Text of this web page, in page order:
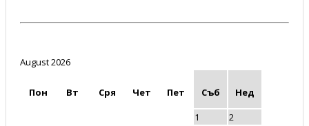
August 2026
Пон Вт Сря Чет Пет Съб
Нед
1
2